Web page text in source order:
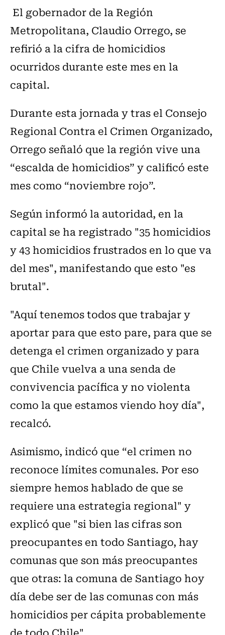
El gobernador de la Región
Metropolitana, Claudio Orrego, se
refirió a la cifra de homicidios
ocurridos durante este mes en la
capital.
Durante esta jornada y tras el Consejo
Regional Contra el Crimen Organizado,
Orrego señaló que la región vive una
“escalda de homicidios” y calificó este
mes como “noviembre rojo”.
Según informó la autoridad, en la
capital se ha registrado "35 homicidios
y 43 homicidios frustrados en lo que va
del mes", manifestando que esto "es
brutal".
"Aquí tenemos todos que trabajar y
aportar para que esto pare, para que se
detenga el crimen organizado y para
que Chile vuelva a una senda de
convivencia pacífica y no violenta
como la que estamos viendo hoy día",
recalcó.
Asimismo, indicó que “el crimen no
reconoce límites comunales. Por eso
siempre hemos hablado de que se
requiere una estrategia regional" y
explicó que "si bien las cifras son
preocupantes en todo Santiago, hay
comunas que son más preocupantes
que otras: la comuna de Santiago hoy
día debe ser de las comunas con más
homicidios per cápita probablemente